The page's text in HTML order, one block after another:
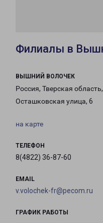
Филиалы в
ВЫШНИЙ ВОЛОЧЕК
Россия, Тверская
Осташковская улица, 6
на карте
ТЕЛЕФОН
8(4822) 36-87-60
EMAIL
v.volochek-fr@pecom.ru
ГРАФИК РАБОТЫ